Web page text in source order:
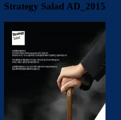
Strategy Salad AD_2015